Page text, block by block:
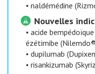
• naldémédine
Nouvelles
• acide
ézétimibe
• dupilumab
• risankizumab